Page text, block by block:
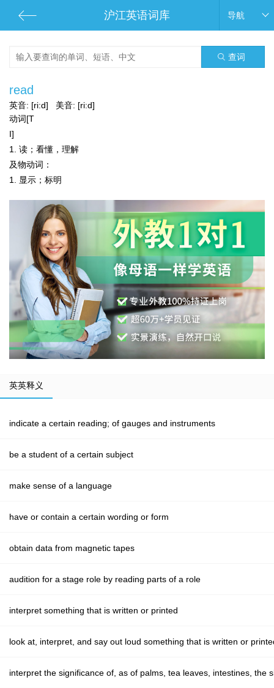
沪江英语词库 导航
查词
read
英音: [ri:d] 美音: [ri:d]
动词[T
I]
1. 读；看懂，理解
及物动词：
1. 显示；标明
英英释义
indicate a certain reading; of gauges and instruments
be a student of a certain subject
make sense of a language
have or contain a certain wording or form
obtain data from magnetic tapes
audition for a stage role by reading parts of a role
interpret something that is written or printed
look at, interpret, and say out loud something that is written or
interpret the significance of, as of palms, tea leaves, intestines, the